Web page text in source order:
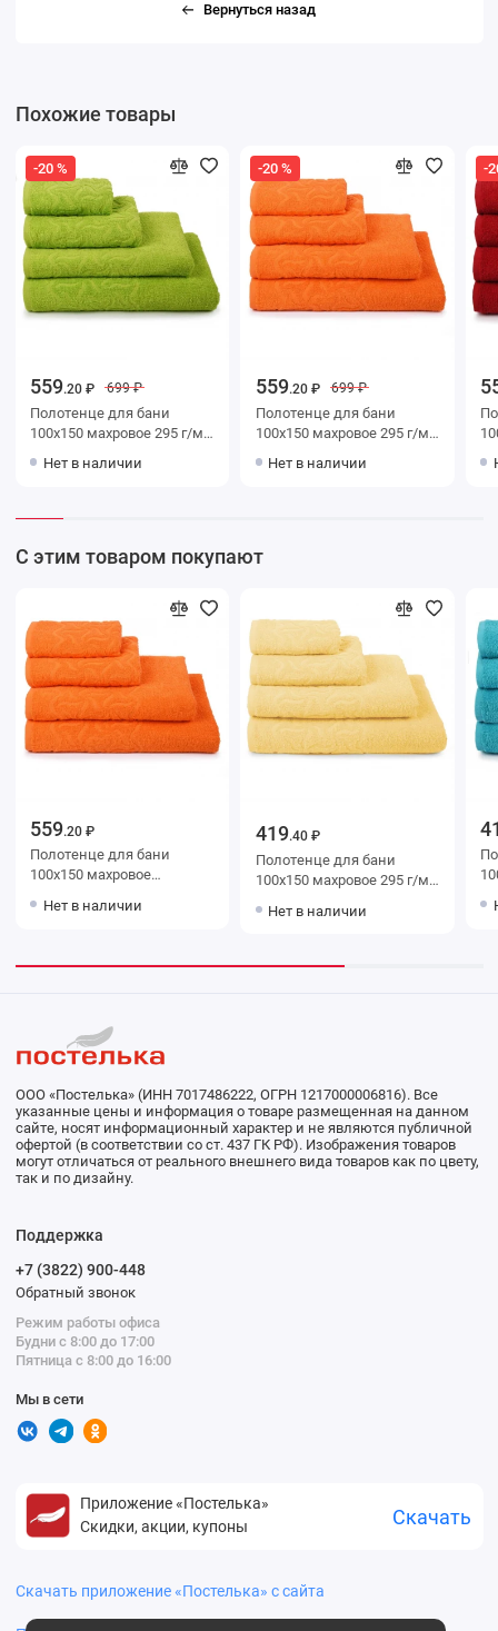
Вернуться назад
Похожие товары
-20 %
559.20 ₽ 699 ₽
Полотенце для бани
100х150 махровое 295 г/м2
мануфактура Радуга
Нет в наличии
-20 %
559.20 ₽ 699 ₽
Полотенце для бани
100х150 махровое 295 г/м2
мануфактура Радуга
Нет в наличии
-
С этим товаром покупают
559.20 ₽
Полотенце для бани
100х150 махровое
мануфактура
Нет в наличии
419.40 ₽
Полотенце для бани
100х150 махровое 295 г/м2
мануфактура Радуга
Нет в наличии
ООО «Постелька» (ИНН 7017486222, ОГРН 1217000006816). Все
указанные цены и информация о товаре размещенная на данном
сайте, носят информационный характер и не являются публичной
офертой (в соответствии со ст. 437 ГК РФ). Изображения товаров
могут отличаться от реального внешнего вида товаров как по цвету,
так и по дизайну.
Поддержка
+7 (3822) 900-448
Обратный звонок
Режим работы офиса
Будни с 8:00 до 17:00
Пятница с 8:00 до 16:00
Мы в сети
Приложение «Постелька»
Скидки, акции, купоны
Скачать
Скачать приложение «Постелька» с сайта